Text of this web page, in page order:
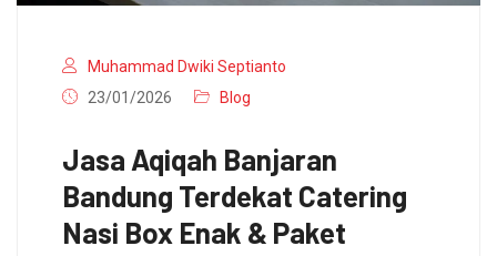
Muhammad Dwiki Septianto
23/01/2026
Blog
Jasa Aqiqah Banjaran
Bandung Terdekat Catering
Nasi Box Enak & Paket